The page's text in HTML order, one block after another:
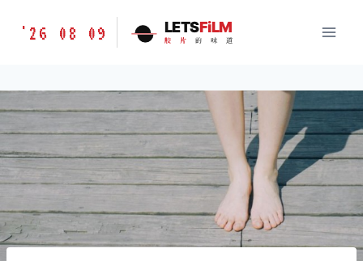
胶
味
道
LETSFILM
'26 08 09 LETSFiLM
胶 片 的 味 道